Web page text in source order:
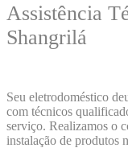
Assistência
Shangrilá
Seu eletrodoméstico
com técnicos
serviço. Realizamos o
instalação de produtos